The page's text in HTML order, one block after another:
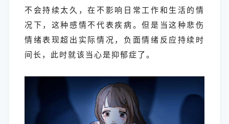
不会持续太久，在不影响日常工作和生活的情
况下，这种感情不代表疾病。但是当这种悲伤
情绪表现超出实际情况，负面情绪反应持续时
间长，此时就该当心是抑郁症了。